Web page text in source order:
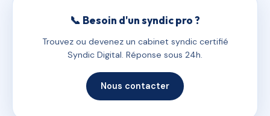
📞 Besoin d'un syndic pro ?
Trouvez ou devenez un cabinet syndic certifié
Syndic Digital. Réponse sous 24h.
Nous contacter